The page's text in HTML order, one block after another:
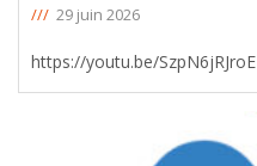
/// 29 juin 2026
https://youtu.be/SzpN6jRJroE